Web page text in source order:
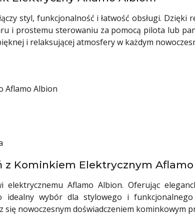
styl, funkcjonalność i łatwość obsługi. Dzięki
i prostemu sterowaniu za pomocą pilota lub
i relaksującej atmosfery w każdym
Aflamo Albion
z Kominkiem Elektrycznym
Aflamo Albion. Oferując
idealny wybór dla stylowego i
się nowoczesnym doświadczeniem kominkowym